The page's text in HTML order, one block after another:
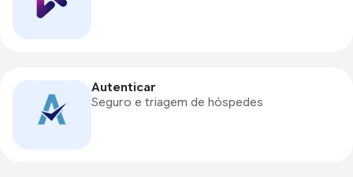
Autenticar
Seguro e triagem de hóspedes